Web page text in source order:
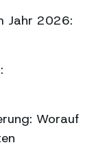
Jahr 2026:
Worauf